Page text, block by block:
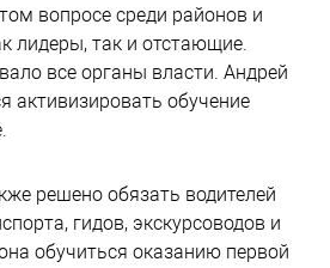
вопросе среди районов и
лидеры, так и отстающие.
все органы власти. Андрей
активизировать обучение
решено обязать водителей
гидов, экскурсоводов и
обучиться оказанию первой